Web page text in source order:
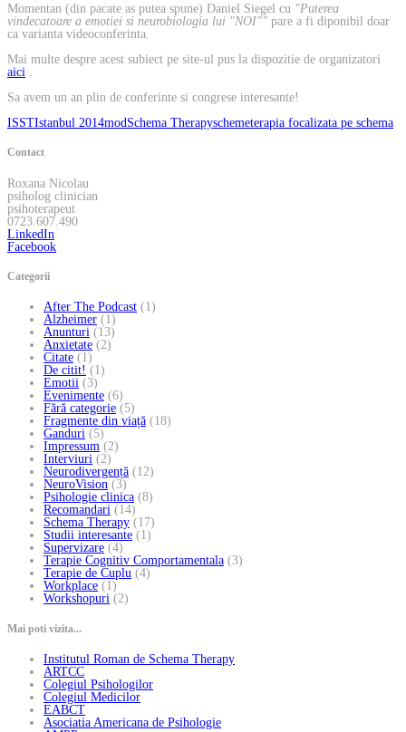
Momentan (din pacate as putea spune) Daniel Siegel cu "Puterea
vindecatoare a emotiei si neurobiologia lui "NOI"" pare a fi diponibil doar
ca varianta videoconferinta.
Mai multe despre acest subiect pe site-ul pus la dispozitie de organizatori
aici
Sa avem un an plin de conferinte si congrese interesante!
ISSTIstanbul 2014mod Schema Therapyschemeterapia focalizata pe schema
Contact
Roxana Nicolau
psiholog clinician
psihoterapeut
0723.607.490
LinkedIn
Facebook
Categorii
After The Podcast (1)
Alzheimer (1)
Anunturi (13)
Anxietate (2)
Citate (1)
De citit! (1)
Emotii (3)
Evenimente (6)
Fără categorie (5)
Fragmente din viață (18)
Ganduri (5)
Impressum (2)
Interviuri (2)
Neurodivergență (12)
NeuroVision (3)
Psihologie clinica (8)
Recomandari (14)
Schema Therapy (17)
Studii interesante (1)
Supervizare (4)
Terapie Cognitiv Comportamentala (3)
Terapie de Cuplu (4)
Workplace (1)
Workshopuri (2)
Mai poti vizita...
Institutul Roman de Schema Therapy
ARTCC
Colegiul Psihologilor
Colegiul Medicilor
EABCT
Asociatia Americana de Psihologie